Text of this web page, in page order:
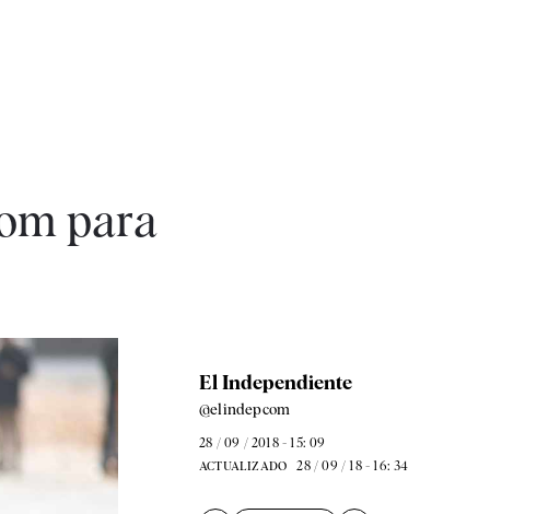
para
El Independiente
@elindepcom
28 / 09 / 2018 - 15: 09
ACTUALIZADO 28 / 09 / 18 - 16: 34